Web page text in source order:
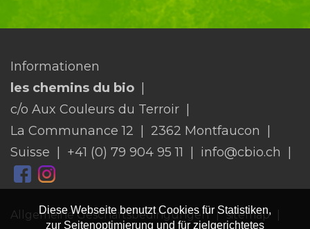
Informationen
les chemins du bio
c/o Aux Couleurs du Terroir
La Communance 12
2362 Montfaucon
Suisse
+41 (0) 79 904 95 11 info@cbio.ch
Allgemeine Geschäftsbedingungen
sitemap
Diese Webseite benutzt Cookies für Statistiken,
zur Seitenoptimierung und für zielgerichtetes